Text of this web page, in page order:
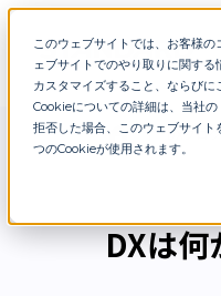
このウェブサイトでは、お客様
ェブサイトでのやり取りに関す
カスタマイズすること、ならびに
Cookieについての詳細は、当社の
拒否した場合、このウェブサイ
つのCookieが使用されます。
DXブログ
DXは何